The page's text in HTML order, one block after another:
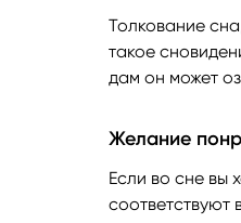
Толкование
такое
дам он может
Желание
Если во сне вы
соответствуют